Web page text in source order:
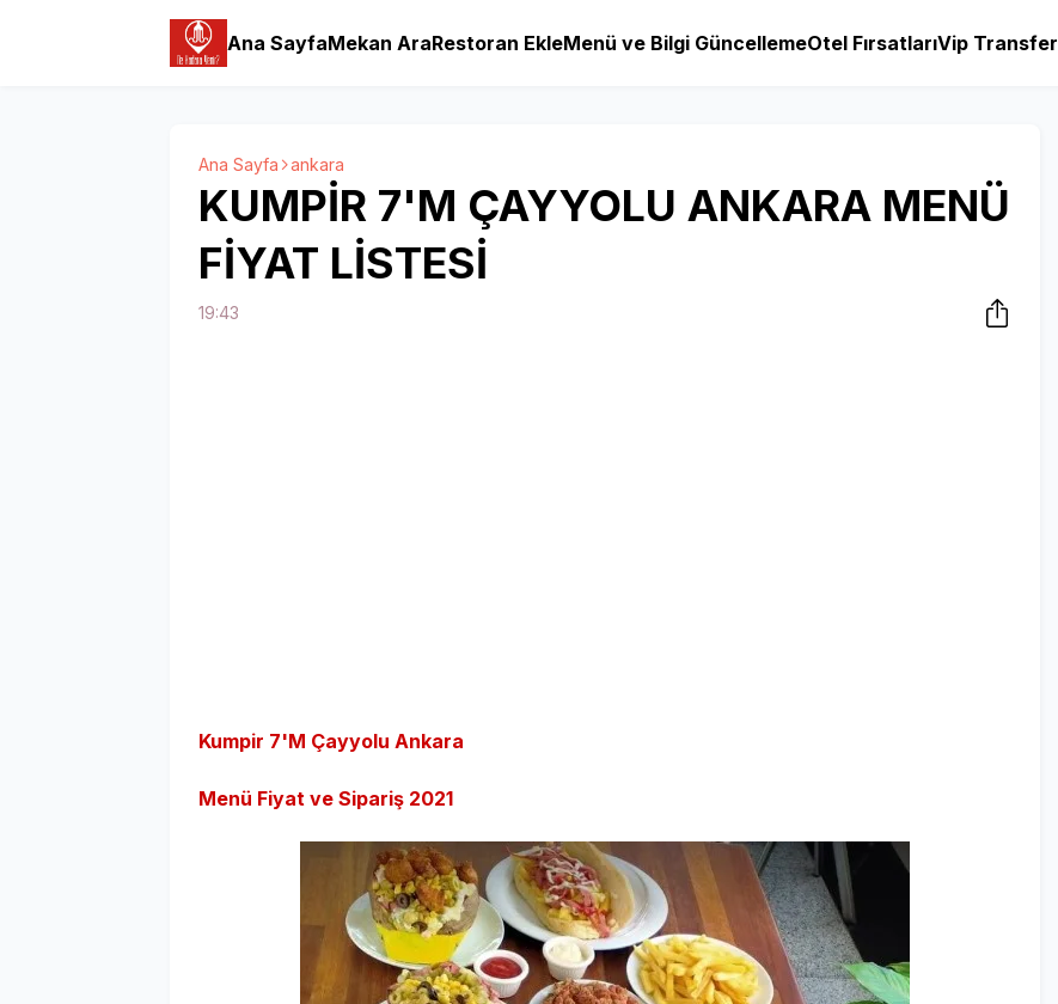
Ana SayfaMekan AraRestoran EkleMenü ve Bilgi GüncellemeOtel FırsatlarıVip Transfer
Ana Sayfa ankara
KUMPİR 7'M ÇAYYOLU ANKARA MENÜ
FİYAT LİSTESİ
19:43
Kumpir 7'M Çayyolu Ankara
Menü Fiyat ve Sipariş 2021